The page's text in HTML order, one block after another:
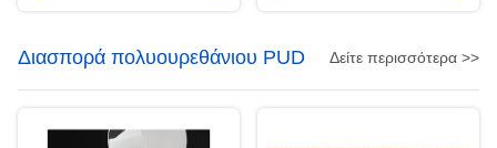
Διασπορά πολυουρεθάνιου PUD Δείτε περισσότερα >>